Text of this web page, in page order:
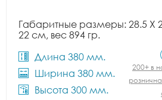
Габаритные размеры: 28.5 X
22 см, вес 894 гр.
Длина 380 мм.
Ширина 380 мм.
Высота 300 мм.
200+ в